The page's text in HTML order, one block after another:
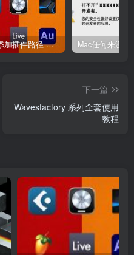
宿主添加插件路径 插件路径设置 VSTPlugins路径
下一篇
Wavesfactory 系列全套使用
教程